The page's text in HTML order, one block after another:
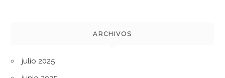
ARCHIVOS
julio 2025